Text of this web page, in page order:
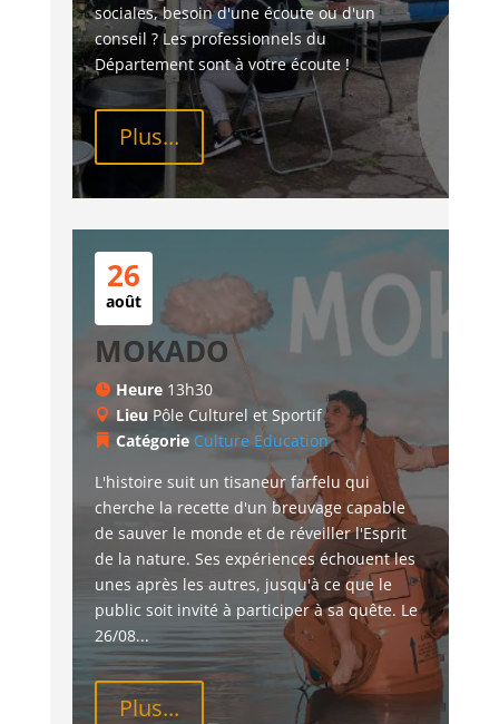
sociales, besoin d'une écoute ou d'un
conseil ? Les professionnels du
Département sont à votre écoute !
Plus...
26
août
MOKADO
Heure 13h30
Lieu Pôle Culturel et Sportif
Catégorie Culture Education
L'histoire suit un tisaneur farfelu qui
cherche la recette d'un breuvage capable
de sauver le monde et de réveiller l'Esprit
de la nature. Ses expériences échouent les
unes après les autres, jusqu'à ce que le
public soit invité à participer à sa quête. Le
26/08...
Plus...